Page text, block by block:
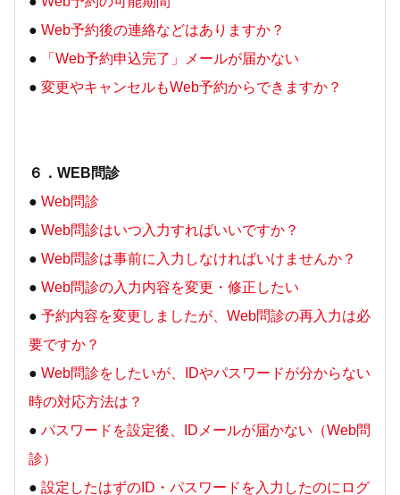
● Web予約後の連絡などはありますか？
●
「Web予約申込完了」メールが届かない
● 変更やキャンセルもWeb予約からできますか？
６．WEB問診
● Web問診
● Web問診はいつ入力すればいいですか？
● Web問診は事前に入力しなければいけませんか？
● Web問診の入力内容を変更・修正したい
● 予約内容を変更しましたが、Web問診の再入力は必
要ですか？
● Web問診をしたいが、IDやパスワードが分からない
時の対応方法は？
● パスワードを設定後、IDメールが届かない（Web問
診）
● 設定したはずのID・パスワードを入力したのにログ